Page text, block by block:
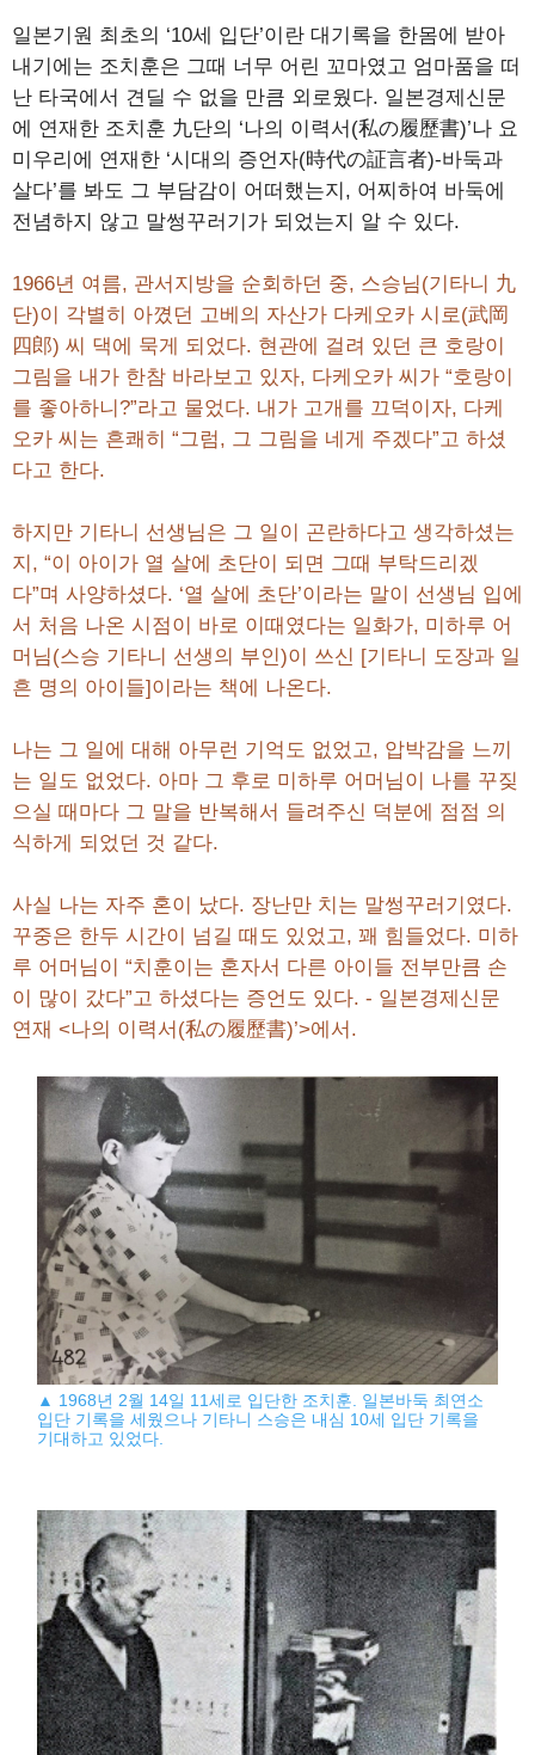
일본기원 최초의 ‘10세 입단’이란 대기록을 한몸에 받아
내기에는 조치훈은 그때 너무 어린 꼬마였고 엄마품을 떠
난 타국에서 견딜 수 없을 만큼 외로웠다. 일본경제신문
에 연재한 조치훈 九단의 ‘나의 이력서(私の履歷書)’나 요
미우리에 연재한 ‘시대의 증언자(時代の証言者)-바둑과
살다’를 봐도 그 부담감이 어떠했는지, 어찌하여 바둑에
전념하지 않고 말썽꾸러기가 되었는지 알 수 있다.
1966년 여름, 관서지방을 순회하던 중, 스승님(기타니 九
단)이 각별히 아꼈던 고베의 자산가 다케오카 시로(武岡
四郎) 씨 댁에 묵게 되었다. 현관에 걸려 있던 큰 호랑이
그림을 내가 한참 바라보고 있자, 다케오카 씨가 “호랑이
를 좋아하니?”라고 물었다. 내가 고개를 끄덕이자, 다케
오카 씨는 흔쾌히 “그럼, 그 그림을 네게 주겠다”고 하셨
다고 한다.
하지만 기타니 선생님은 그 일이 곤란하다고 생각하셨는
지, “이 아이가 열 살에 초단이 되면 그때 부탁드리겠
다”며 사양하셨다. ‘열 살에 초단’이라는 말이 선생님 입에
서 처음 나온 시점이 바로 이때였다는 일화가, 미하루 어
머님(스승 기타니 선생의 부인)이 쓰신 [기타니 도장과 일
흔 명의 아이들]이라는 책에 나온다.
나는 그 일에 대해 아무런 기억도 없었고, 압박감을 느끼
는 일도 없었다. 아마 그 후로 미하루 어머님이 나를 꾸짖
으실 때마다 그 말을 반복해서 들려주신 덕분에 점점 의
식하게 되었던 것 같다.
사실 나는 자주 혼이 났다. 장난만 치는 말썽꾸러기였다.
꾸중은 한두 시간이 넘길 때도 있었고, 꽤 힘들었다. 미하
루 어머님이 “치훈이는 혼자서 다른 아이들 전부만큼 손
이 많이 갔다”고 하셨다는 증언도 있다. - 일본경제신문
연재 <나의 이력서(私の履歷書)’>에서.
▲ 1968년 2월 14일 11세로 입단한 조치훈. 일본바둑 최연소
입단 기록을 세웠으나 기타니 스승은 내심 10세 입단 기록을
기대하고 있었다.